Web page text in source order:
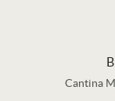
Cantina